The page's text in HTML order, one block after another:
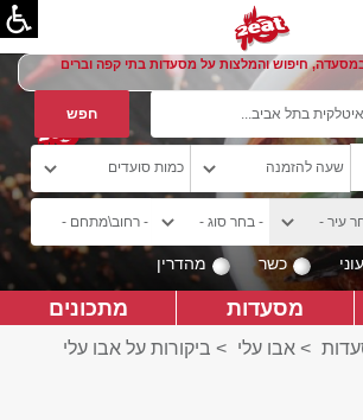
חיפוש והמלצות על מסעדות בתי קפה וברים
כשר מהדרין
מסעדות מתכונים
> אבו עלי > ביקורות על אבו עלי